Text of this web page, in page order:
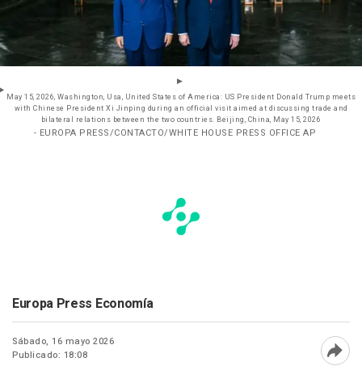
May 15, 2026, Washington, Usa, United States of America: US President Donald Trump meets
with Chinese President Xi Jinping during an official visit aimed at discussing trade and
bilateral relations between the two countries. Beijing, China, May 15, 2026
- EUROPA PRESS/CONTACTO/WHITE HOUSE PRESS OFFICE AP
Europa Press Economía
Sábado, 16 mayo 2026
Publicado: 18:08